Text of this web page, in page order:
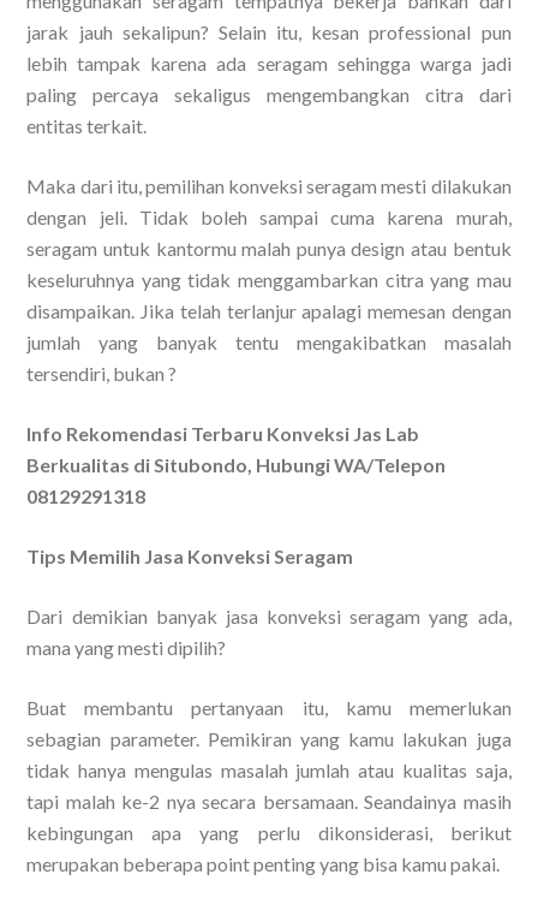
jarak jauh sekalipun? Selain itu, kesan professional pun
lebih tampak karena ada seragam sehingga warga jadi
paling percaya sekaligus mengembangkan citra dari
entitas terkait.
Maka dari itu, pemilihan konveksi seragam mesti dilakukan
dengan jeli. Tidak boleh sampai cuma karena murah,
seragam untuk kantormu malah punya design atau bentuk
keseluruhnya yang tidak menggambarkan citra yang mau
disampaikan. Jika telah terlanjur apalagi memesan dengan
jumlah yang banyak tentu mengakibatkan masalah
tersendiri, bukan ?
Info Rekomendasi Terbaru Konveksi Jas Lab
Berkualitas di Situbondo, Hubungi WA/Telepon
08129291318
Tips Memilih Jasa Konveksi Seragam
Dari demikian banyak jasa konveksi seragam yang ada,
mana yang mesti dipilih?
Buat membantu pertanyaan itu, kamu memerlukan
sebagian parameter. Pemikiran yang kamu lakukan juga
tidak hanya mengulas masalah jumlah atau kualitas saja,
tapi malah ke-2 nya secara bersamaan. Seandainya masih
kebingungan apa yang perlu dikonsiderasi, berikut
merupakan beberapa point penting yang bisa kamu pakai.